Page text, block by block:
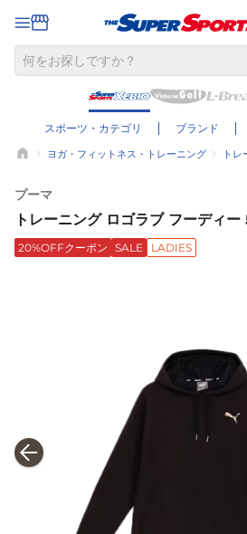
スポーツ・カテゴリ ブランド
ヨガ・フィットネス・トレーニング ト
プーマ
トレーニング ロゴラブ フーディ
20%OFFクーポン SALE LADIES